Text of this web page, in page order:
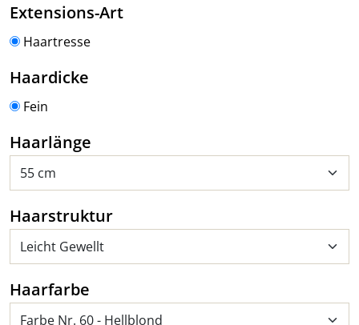
Extensions-Artauswählen
Haartresse
Haardicke
Fein
Haarlänge
Haarstrukturauswählen
Haarfarbe